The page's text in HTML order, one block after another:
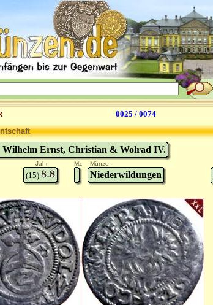
0025 / 0074
Ernst, Christian & Wolrad IV.
Jahr Mz Münze
(15) - Niederwildungen